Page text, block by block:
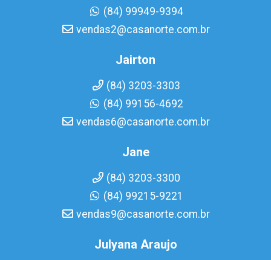
(84) 99949-9394
vendas2@casanorte.com.br
Jairton
(84) 3203-3303
(84) 99156-4692
vendas6@casanorte.com.br
Jane
(84) 3203-3300
(84) 99215-9221
vendas9@casanorte.com.br
Julyana Araujo